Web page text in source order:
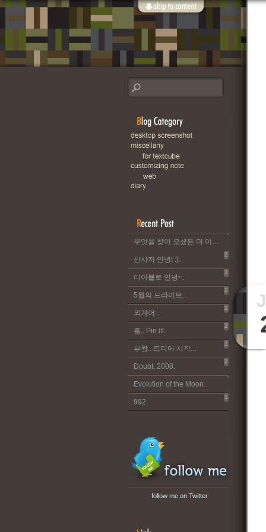
무엇을 찾아 오셨든 더 이상 이 블로그는 운영되지 않습니다..
산사자 안녕! :).
2
디아블로 안녕~.
3
5월의 드라이브...
2
외계어...
2
흠.. Pin it!.
2
부왘.. 드디어 시작...
2
Doubt, 2008.
2
Evolution of the Moon.
992.
1
follow me on Twitter